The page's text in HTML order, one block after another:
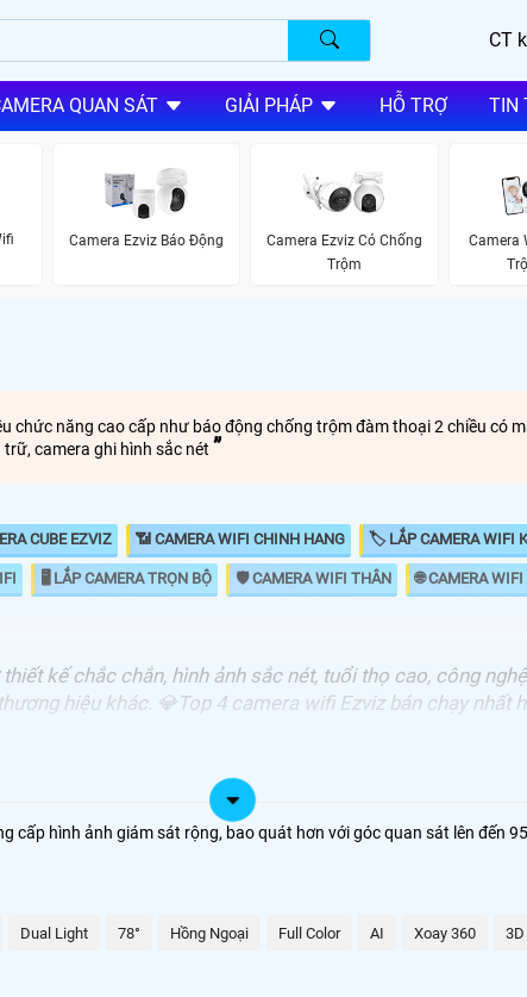
CT
QUAN SÁT GIẢI PHÁP HỖ TRỢ TIN
Camera Ezviz Báo Động
Camera Ezviz Có Chống
Trộm
Camera
chức năng cao cấp như báo động chống trộm đàm thoại 2 chiều có
camera ghi hình sắc nét
CUBE EZVIZ 📶 CAMERA WIFI CHINH HANG 🏷 LẮP CAMERA WIFI
🖥 LẮP CAMERA TRỌN BỘ 🛡 CAMERA WIFI THÂN 🌐 CAMERA
kế chắc chắn, hình ảnh sắc nét, tuổi thọ cao, công
hiệu khác. 💎Top 4 camera wifi Ezviz bán chạy nhất
cấp hình ảnh giám sát rộng, bao quát hơn với góc quan sát lên đến
Dual Light 78° Hồng Ngoại Full Color AI Xoay 360 3D